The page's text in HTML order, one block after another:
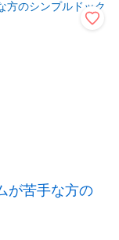
が苦手な方の